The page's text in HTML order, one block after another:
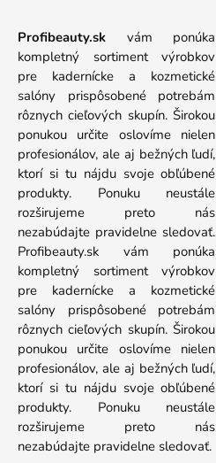
Profibeauty.sk vám ponúka
kompletný sortiment výrobkov
pre kadernícke a kozmetické
salóny prispôsobené potrebám
rôznych cieľových skupín. Širokou
ponukou určite oslovíme nielen
profesionálov, ale aj bežných ľudí,
ktorí si tu nájdu svoje obľúbené
produkty. Ponuku neustále
rozširujeme preto nás
nezabúdajte pravidelne sledovať.
Profibeauty.sk vám ponúka
kompletný sortiment výrobkov
pre kadernícke a kozmetické
salóny prispôsobené potrebám
rôznych cieľových skupín. Širokou
ponukou určite oslovíme nielen
profesionálov, ale aj bežných ľudí,
ktorí si tu nájdu svoje obľúbené
produkty. Ponuku neustále
rozširujeme preto nás
nezabúdajte pravidelne sledovať.